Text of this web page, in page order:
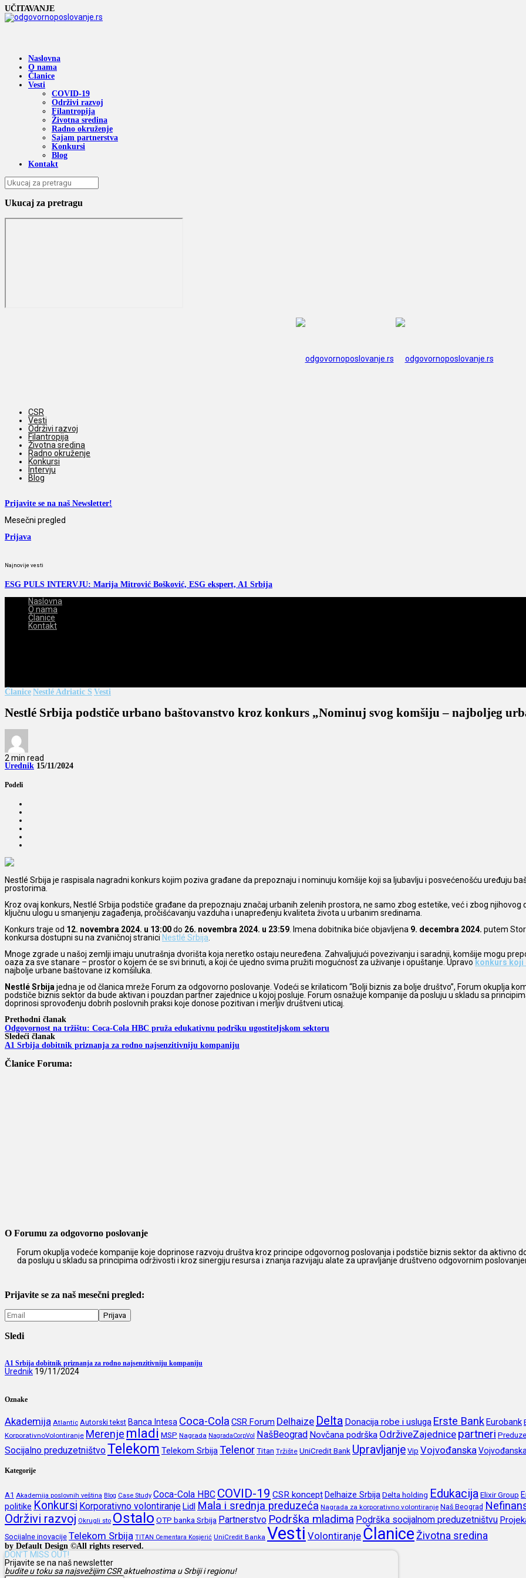
UČITAVANJE
Naslovna
O nama
Članice
Vesti
COVID-19
Održivi razvoj
Filantropija
Životna sredina
Radno okruženje
Sajam partnerstva
Konkursi
Blog
Kontakt
Ukucaj za pretragu
CSR
Vesti
Održivi razvoj
Filantropija
Životna sredina
Radno okruženje
Konkursi
Intervju
Blog
Prijavite se na naš Newsletter!
Mesečni pregled
Prijava
Najnovije vesti
ESG PULS INTERVJU: Marija Mitrović Bošković, ESG ekspert, A1 Srbija
Naslovna
O nama
Članice
Kontakt
Članice Nestlé Adriatic S Vesti
Nestlé Srbija podstiče urbano baštovanstvo kroz konkurs „Nominuj svog komšiju – najboljeg
2 min read
Urednik 15/11/2024
Podeli
Nestlé Srbija je raspisala nagradni konkurs kojim poziva građane da prepoznaju i nominuju komšije koji sa ljubavlju i posvećenošću uređuju
prostorima.
Kroz ovaj konkurs, Nestlé Srbija podstiče građane da prepoznaju značaj urbanih zelenih prostora, ne samo zbog estetike, već i zbog
ključnu ulogu u smanjenju zagađenja, pročišćavanju vazduha i unapređenju kvaliteta života u urbanim sredinama.
Konkurs traje od 12. novembra 2024. u 13:00do 26. novembra 2024. u 23:59 . Imena dobitnika biće objavljena 9. decembra 2024. putem
konkursa dostupni su na zvaničnoj stranici Nestlé Srbija
Mnoge zgrade u našoj zemlji imaju unutrašnja dvorišta koja neretko ostaju neuređena. Zahvaljujući povezivanju i saradnji, komšije mogu
oaza za sve stanare – prostor o kojem će se svi brinuti, a koji će ujedno svima pružiti mogućnost za uživanje i opuštanje. Upravo konkurs koji
najbolje urbane baštovane iz komšiluka.
Nestlé Srbija jedna je od članica mreže Forum za odgovorno poslovanje. Vodeći se krilaticom “Bolji biznis za bolje društvo”, Forum okuplja
podstiče biznis sektor da bude aktivan i pouzdan partner zajednice u kojoj posluje. Forum osnažuje kompanije da posluju u skladu sa
doprinosi sprovođenju dobrih poslovnih praksi koje donose pozitivan i merljiv društveni uticaj.
Prethodni članak
Odgovornost na tržištu: Coca-Cola HBC pruža edukativnu podršku ugostiteljskom sektoru
Sledeći članak
A1 Srbija dobitnik priznanja za rodno najsenzitivniju kompaniju
Članice Foruma:
O Forumu za odgovorno poslovanje
Forum okuplja vodeće kompanije koje doprinose razvoju društva kroz principe odgovornog poslovanja i podstiče biznis sektor da aktivno
da posluju u skladu sa principima održivosti i kroz sinergiju resursa i znanja razvijaju alate za upravljanje društveno odgovornim
Prijavite se za naš mesečni pregled:
Sledi
A1 Srbija dobitnik priznanja za rodno najsenzitivniju kompaniju
Urednik 19/11/2024
Oznake
Akademija Atlantic Autorski tekst Banca Intesa Coca-Cola CSR Forum Delhaize Delta Donacija robe i usluga Erste BankEurobank
KorporativnoVolontiranje Merenje mladi MSP Nagrada NagradaCorpVol NašBeograd Novčana podrška OdrživeZajednice partneri
Socijalno preduzetništvoTelekom Telekom SrbijaTelenorTitan Tržište UniCredit Bank Upravljanje Vip Vojvođanska
Kategorije
A1 Akademija poslovnih veština Blog Case Study Coca-Cola HBC COVID-19 CSR konceptDelhaize Srbija Delta holding Edukacija Elixir Group
politike Konkursi Korporativno volontiranjeLidl Mala i srednja preduzeća Nagrada za korporativno volontiranje Naš Beograd
Održivi razvoj Okrugli sto Ostalo OTP banka Srbija Partnerstvo Podrška mladima Podrška socijalnom preduzetništvu
Socijalne inovacije Telekom Srbija TITAN Cementara Kosjerić UniCredit Banka Vesti Volontiranje Članice Životna sredina
by Default Design ©All rights reserved.
DON’T MISS OUT!
Prijavite se na naš newsletter
budite u toku sa najsvežijim CSR aktuelnostima u Srbiji i regionu!